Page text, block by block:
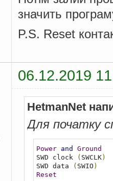
значить
P.S. Reset
06.12.2019
HetmanNet
Для початку
Power and
Ground
SWD clock
( SWCLK)
SWD data
( SWIO )
Reset